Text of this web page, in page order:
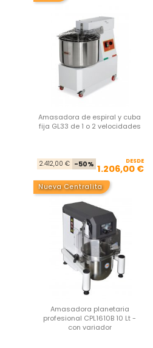
base
Amasadora de espiral y cuba
fija GL33 de 1 o 2 velocidades
2.412,00 € -50% DESDE
1.206,00 €
Nueva Centralita
Amasadora planetaria
profesional CPL1610B 10 Lt -
con variador